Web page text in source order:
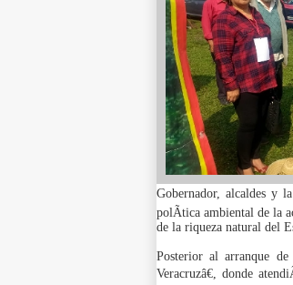
Gobernador, alcaldes y
polÃ­tica ambiental de la
de la riqueza natural del
Posterior al arranque
Veracruzâ€, donde